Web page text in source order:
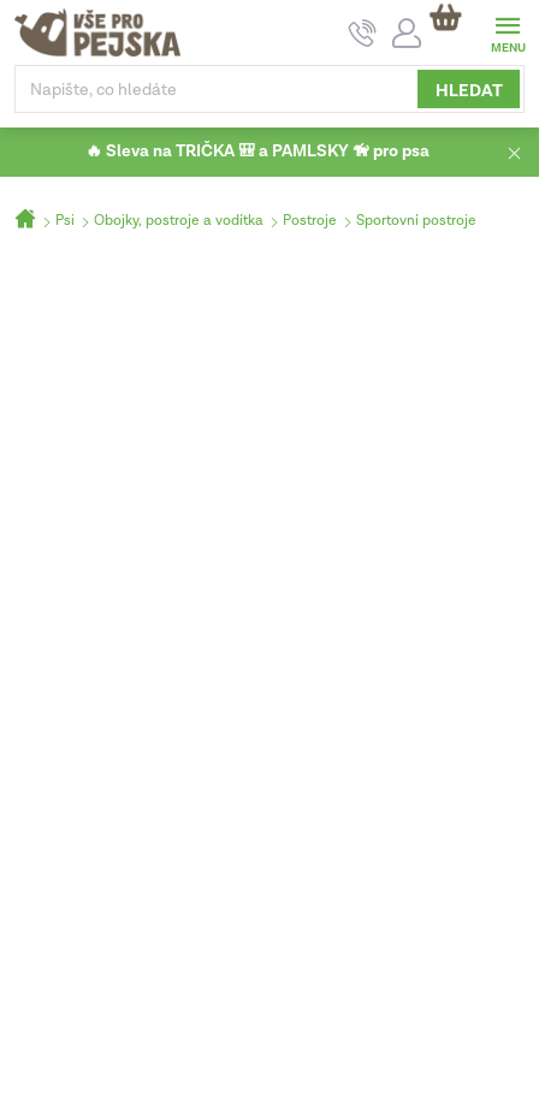
Přejít
obsah
HLEDAT
NÁKUPNÍ
KOŠÍK
🔥 Sleva na TRIČKA 🎒 a PAMLSKY 🦮 pro psa
Domů
Psi Obojky, postroje a vodítka Postroje Sportovní postroje